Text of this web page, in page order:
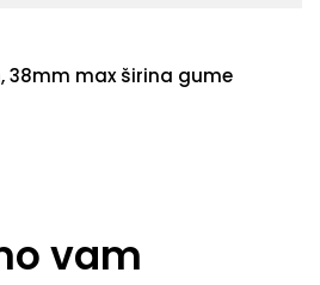
38mm max širina gume
vam